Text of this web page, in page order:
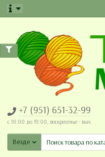
+7 (951) 651-32-99
c 10:00 до 19:00, воскресенье - вых.
Везде